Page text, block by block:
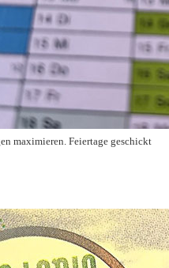
maximieren. Feiertage geschickt